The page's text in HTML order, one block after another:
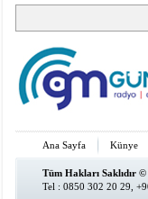
Ana Sayfa Künye
Tüm Hakları Saklıdır
Tel : 0850 302 20 29,